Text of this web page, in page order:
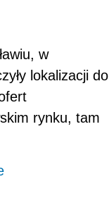
w
lokalizacji do
rynku, tam